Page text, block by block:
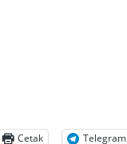
Cetak Telegram